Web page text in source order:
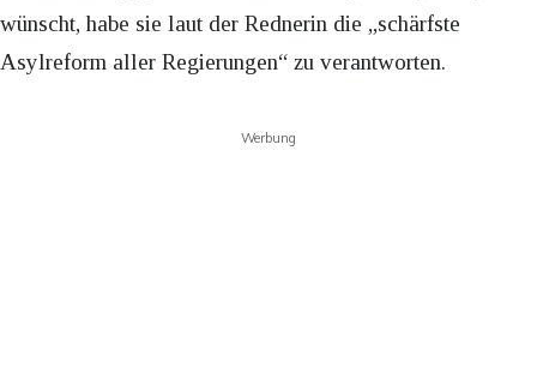
wünscht, habe sie laut der Rednerin die „schärfste
Asylreform aller Regierungen“ zu verantworten.
Werbung